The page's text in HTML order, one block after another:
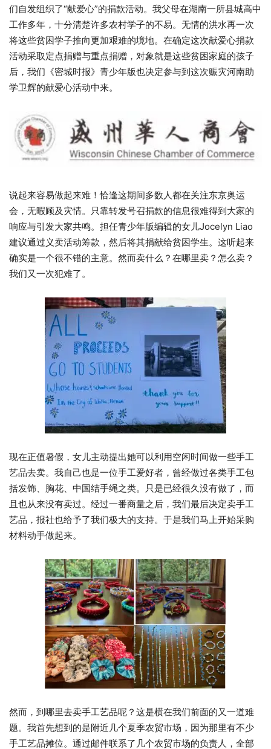
们自发组织了“献爱心”的捐款活动。我父母在湖南一所县城高中
工作多年，十分清楚许多农村学子的不易。无情的洪水再一次
将这些贫困学子推向更加艰难的境地。在确定这次献爱心捐款
活动采取定点捐赠与重点捐赠，对象就是这些贫困家庭的孩子
后，我们《密城时报》青少年版也决定参与到这次赈灾河南助
学卫辉的献爱心活动中来。
说起来容易做起来难！恰逢这期间多数人都在关注东京奥运
会，无暇顾及灾情。只靠转发号召捐款的信息很难得到大家的
响应与引发大家共鸣。担任青少年版编辑的女儿Jocelyn Liao
建议通过义卖活动筹款，然后将其捐献给贫困学生。这听起来
确实是一个很不错的主意。然而卖什么？在哪里卖？怎么卖？
我们又一次犯难了。
现在正值暑假，女儿主动提出她可以利用空闲时间做一些手工
艺品去卖。我自己也是一位手工爱好者，曾经做过各类手工包
括发饰、胸花、中国结手绳之类。只是已经很久没有做了，而
且也从来没有卖过。经过一番商量之后，我们最后决定卖手工
艺品，报社也给予了我们极大的支持。于是我们马上开始采购
材料动手做起来。
然而，到哪里去卖手工艺品呢？这是横在我们前面的又一道难
题。我首先想到的是附近几个夏季农贸市场，因为那里有不少
手工艺品摊位。通过邮件联系了几个农贸市场的负责人，全部